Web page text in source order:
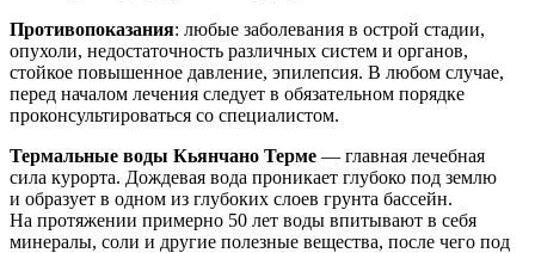
Противопоказания: любые заболевания в острой стадии,
опухоли, недостаточность различных систем и органов,
стойкое повышенное давление, эпилепсия. В любом случае,
перед началом лечения следует в обязательном порядке
проконсультироваться со специалистом.
Термальные воды Кьянчано Терме — главная лечебная
сила курорта. Дождевая вода проникает глубоко под землю
и образует в одном из глубоких слоев грунта бассейн.
На протяжении примерно 50 лет воды впитывают в себя
минералы, соли и другие полезные вещества, после чего под